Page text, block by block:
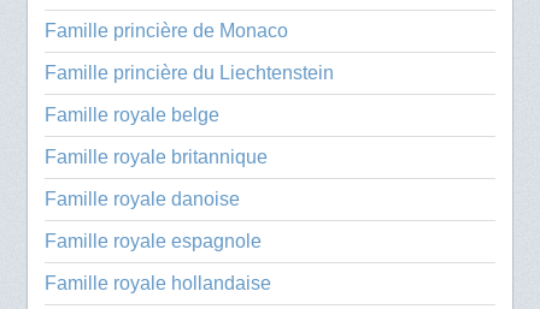
Famille princière de Monaco
Famille princière du Liechtenstein
Famille royale belge
Famille royale britannique
Famille royale danoise
Famille royale espagnole
Famille royale hollandaise